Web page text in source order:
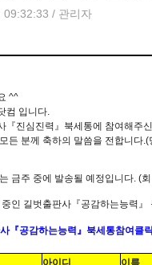
09:32:33 / 관리자
^^
컴 입니다.
『진심진력』 북세통에 참여해주
든 분께 축하의 말씀을 전합니다
금주 중에 발송될 예정입니다. (
중인 길벗출판사『공감하는능력
『공감하는능력 』 북세통참여클
아이디 이름